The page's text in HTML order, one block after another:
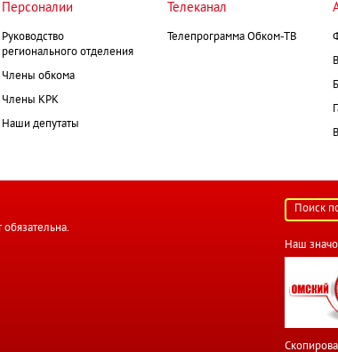
Персоналии
Руководство
регионального отделения
Члены обкома
Члены КРК
Наши депутаты
Телеканал
Телепрограмма Обком-ТВ
Наш